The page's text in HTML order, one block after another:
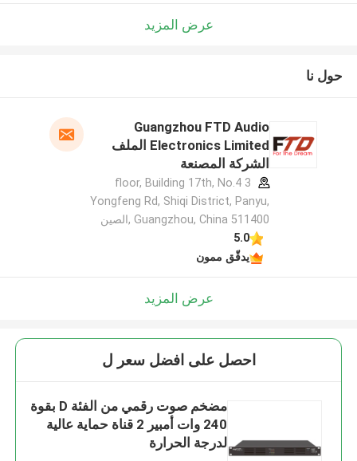
عرض المزيد
حول نا
Guangzhou FTD Audio
Electronics Limited الملف
الشركة المصنعة
3 floor, Building 17th, No.4
Yongfeng Rd, Shiqi District, Panyu,
Guangzhou, China 511400 ,الصين
5.0
يدقّق ممون
عرض المزيد
احصل على افضل سعر ل
مضخم صوت رقمي من الفئة D بقوة
240 وات أمبير 2 قناة حماية عالية
لدرجة الحرارة